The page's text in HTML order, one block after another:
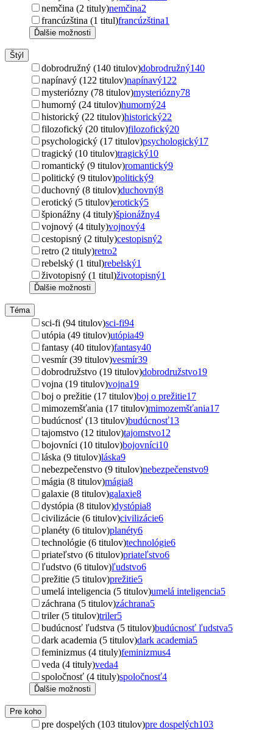
nemčina (2 tituly)nemčina2
francúzština (1 titul)francúzština1
Ďalšie možnosti
Štýl
dobrodružný (140 titulov)dobrodružný140
napínavý (122 titulov)napínavý122
mysteriózny (78 titulov)mysteriózny78
humorný (24 titulov)humorný24
historický (22 titulov)historický22
filozofický (20 titulov)filozofický20
psychologický (17 titulov)psychologický17
tragický (10 titulov)tragický10
romantický (9 titulov)romantický9
politický (9 titulov)politický9
duchovný (8 titulov)duchovný8
erotický (5 titulov)erotický5
špionážny (4 tituly)špionážny4
vojnový (4 tituly)vojnový4
cestopisný (2 tituly)cestopisný2
retro (2 tituly)retro2
rebelský (1 titul)rebelský1
životopisný (1 titul)životopisný1
Ďalšie možnosti
Téma
sci-fi (94 titulov)sci-fi94
utópia (49 titulov)utópia49
fantasy (40 titulov)fantasy40
vesmír (39 titulov)vesmír39
dobrodružstvo (19 titulov)dobrodružstvo19
vojna (19 titulov)vojna19
boj o prežitie (17 titulov)boj o prežitie17
mimozemšťania (17 titulov)mimozemšťania17
budúcnosť (13 titulov)budúcnosť13
tajomstvo (12 titulov)tajomstvo12
bojovníci (10 titulov)bojovníci10
láska (9 titulov)láska9
nebezpečenstvo (9 titulov)nebezpečenstvo9
mágia (8 titulov)mágia8
galaxie (8 titulov)galaxie8
dystópia (8 titulov)dystópia8
civilizácie (6 titulov)civilizácie6
planéty (6 titulov)planéty6
technológie (6 titulov)technológie6
priateľstvo (6 titulov)priateľstvo6
ľudstvo (6 titulov)ľudstvo6
prežitie (5 titulov)prežitie5
umelá inteligencia (5 titulov)umelá inteligencia5
záchrana (5 titulov)záchrana5
triler (5 titulov)triler5
budúcnosť ľudstva (5 titulov)budúcnosť ľudstva5
dark academia (5 titulov)dark academia5
feminizmus (4 tituly)feminizmus4
veda (4 tituly)veda4
spoločnosť (4 tituly)spoločnosť4
Ďalšie možnosti
Pre koho
pre dospelých (103 titulov)pre dospelých103